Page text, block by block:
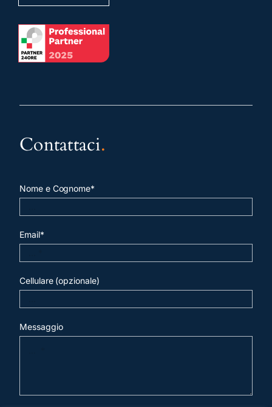
Contattaci.
Nome e Cognome*
Email*
Cellulare (opzionale)
Messaggio